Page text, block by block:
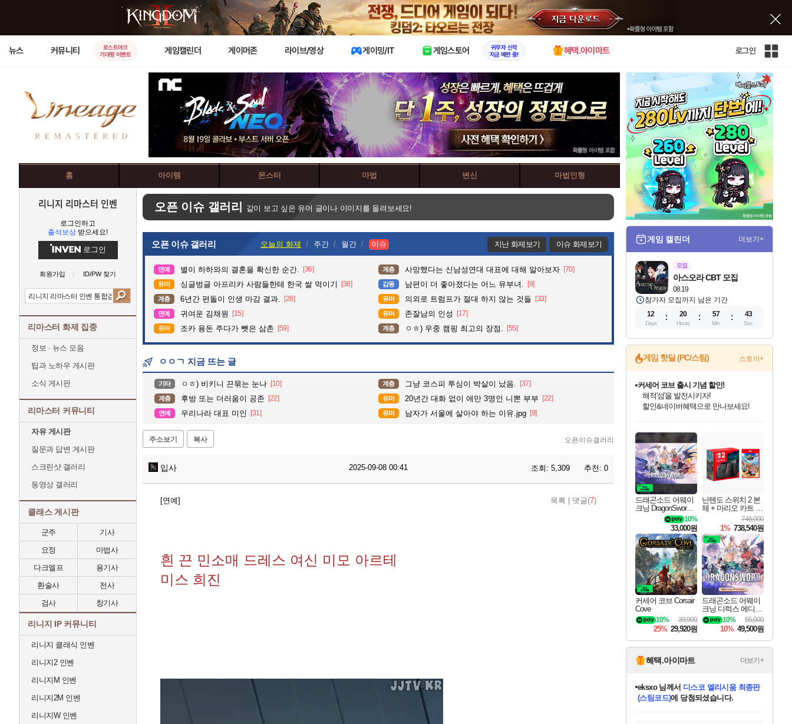
X
뉴스 커뮤니티
로스트아크
기대평 이벤트
게임캘린더 게이머존 라이브/영상 게이밍/IT 게임스토어
귀무자 신작
지금 예판 중!
혜택.아이마트 로그인
인
전
체
사
이
홈 아이템 몬스터 마법 변신 마법인형
리니지 리마스터 인벤
로그인하고
출석보상 받으세요!
로그인
회원가입 ID/PW 찾기
리마스터 화제 집중
정보 · 뉴스 모음
팁과 노하우 게시판
소식 게시판
리마스터 커뮤니티
자유 게시판
질문과 답변 게시판
스크린샷 갤러리
동영상 갤러리
클래스 게시판
군주
기사
요정
마법사
다크엘프
용기사
환술사
전사
검사
창기사
리니지 IP 커뮤니티
리니지 클래식 인벤
리니지2 인벤
리니지M 인벤
리니지2M 인벤
리니지W 인벤
오픈 이슈 갤러리 같이 보고 싶은 유머 글이나 이미지를 올려보세요!
오픈 이슈 갤러리 오늘의 화제 주간 월간 이슈 지난 화제보기 이슈 화제보기
연예 별이 하하와의 결혼을 확신한 순간. [36] 계층 사망했다는 신남성연대 대표에 대해 알아보자 [70]
유머 싱글벙글 아프리카 사람들한테 한국 쌀 먹이기 [38] 감동 남편이 더 좋아졌다는 어느 유부녀. [9]
계층 6년간 편돌이 인생 마감 결과. [28] 유머 의외로 트럼프가 절대 하지 않는 것들 [33]
연예 귀여운 김채원 [15] 유머 존잘남의 인성 [17]
유머 조카 용돈 주다가 뺏은 삼촌 [59] 계층 ㅇㅎ) 우중 캠핑 최고의 장점. [55]
ㅇㅇㄱ 지금 뜨는 글
기타 ㅇㅎ) 비키니 끈묶는 눈나 [10] 계층 그냥 코스피 투심이 박살이 났음. [37]
계층 후방 또는 더러움이 공존 [22] 유머 20년간 대화 없이 애만 3명인 니뽄 부부 [22]
연예 우리나라 대표 미인 [31] 유머 남자가 서울에 살아야 하는 이유.jpg [9]
주소보기 복사 오픈이슈갤러리
입사 2025-09-08 00:41 조회: 5,309 추천: 0
[연예] 목록 댓글(7)
흰 끈 민소매 드레스 여신 미모 아르테
미스 희진
게임 캘린더 더보기+
모집
08.19
아스오라 CBT 모집
참가자 모집까지 남은 기간
12
Days
20
Hours
57
Min
41
Sec
게임 핫딜 (PC/스팀) 스토어+
네이버혜택과 함께 만나보세요!
50%할인&추가 적립까지!
이니&베니 혜택까지!
네이버 혜택가와 함께 예약하세요!
커세어 코브 출시 기념 할인!
해적'섬'을 발전시키자!
할인&네이버혜택으로 만나보세요!
네이버페이 혜택과 만나보세요!
40주년 프로모션으로 만나보세요!
네이버 포인트 혜택까지!
할인가에 만나보세요!
일부 에디션 상시 할인!
혜택으로 예약 판매 중
편안하게 충전하세요
드래곤소드 어웨이
크닝 DragonSword A
10%
33,000원
닌텐도 스위치 2 본
체 + 마리오 카트 월
746,000
1% 738,540원
커세어 코브 Corsair
Cove
39,900
10%
25% 29,920원
드래곤소드 어웨이
크닝 디럭스 에디션
DragonSword Awake
ning Deluxe Edition
55,000
10%
10% 49,500원
혜택.아이마트 더보기+
칠부님께서네이버페이 1만원
교환권에 당첨되셨습니다.